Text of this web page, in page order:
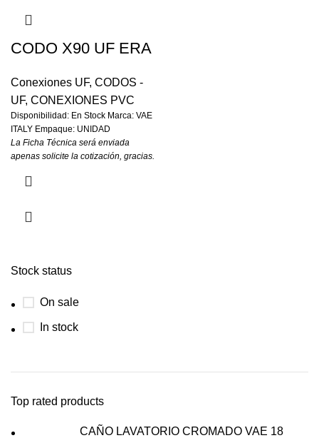
Stock status
On sale
In stock
Top rated products
CAÑO LAVATORIO CROMADO VAE 18
CODO X90 UF ERA
Conexiones UF, CODOS -
UF, CONEXIONES PVC
Disponibilidad: En Stock Marca: VAE
ITALY Empaque: UNIDAD
La Ficha Técnica será enviada
apenas solicite la cotización, gracias.